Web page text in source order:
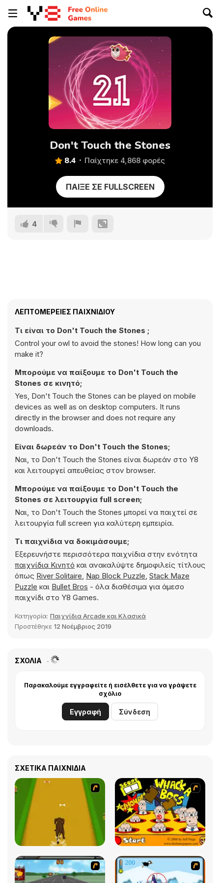
Don't Touch the Stones
8.4 Παίχτηκε 4,868 φορές
ΠΑΊΞΕ ΣΕ FULLSCREEN
4
ΛΕΠΤΟΜΈΡΕΙΕΣ ΠΑΙΧΝΙΔΙΟΎ
Τι είναι το Don't Touch the Stones ;
Control your owl to avoid the stones! How long can you
make it?
Μπορούμε να παίξουμε το Don't Touch the
Stones σε κινητό;
Yes, Don't Touch the Stones can be played on mobile
devices as well as on desktop computers. It runs
directly in the browser and does not require any
downloads.
Είναι δωρεάν το Don't Touch the Stones;
Ναι, το Don't Touch the Stones είναι δωρεάν στο Y8
και λειτουργεί απευθείας στον browser.
Μπορούμε να παίξουμε το Don't Touch the
Stones σε λειτουργία full screen;
Ναι, το Don't Touch the Stones μπορεί να παιχτεί σε
λειτουργία full screen για καλύτερη εμπειρία.
Τι παιχνίδια να δοκιμάσουμε;
Εξερευνήστε περισσότερα παιχνίδια στην ενότητα
παιχνίδια Κινητό και ανακαλύψτε δημοφιλείς τίτλους
όπως River Solitaire, Nap Block Puzzle, Stack Maze
Puzzle και Bullet Bros - όλα διαθέσιμα για άμεσο
παιχνίδι στο Y8 Games.
Κατηγορία: Παιχνίδια Arcade και Κλασικά
Προστέθηκε 12 Νοέμβριος 2019
ΣΧΌΛΙΑ
Παρακαλούμε εγγραφείτε ή εισέλθετε για να γράψετε
σχόλιο
Εγγραφή Σύνδεση
ΣΧΕΤΙΚΆ ΠΑΙΧΝΊΔΙΑ